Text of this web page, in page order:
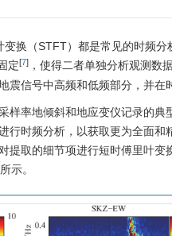
换（STFT）都是常见的时频
定[7] ，使得二者单独分析观测数
震信号中高频和低频部分，并在
样率地倾斜和地应变仪记录的
行时频分析，以获取更为全面
提取的细节项进行短时傅里叶
所示。